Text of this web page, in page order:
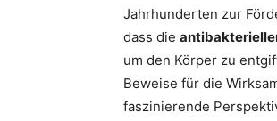
Jahrhunderten zur
dass die
um den Körper zu
Beweise für die
faszinierende